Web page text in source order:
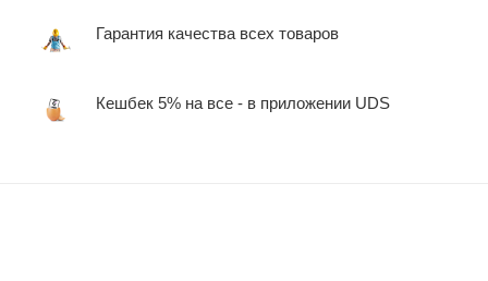
Гарантия качества всех товаров
Кешбек 5% на все - в приложении UDS